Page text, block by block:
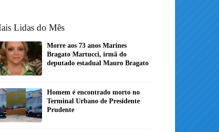
Lidas do Mês
Morre aos 73 anos Marines
Bragato Martucci, irmã do
deputado estadual Mauro Bragato
Homem é encontrado morto no
Terminal Urbano de Presidente
Prudente